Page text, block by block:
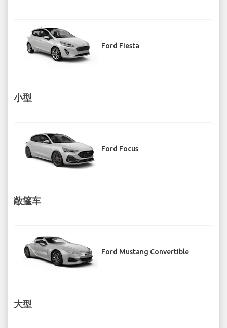
Ford Fiesta
小型
Ford Focus
敞篷车
Ford Mustang Convertible
大型